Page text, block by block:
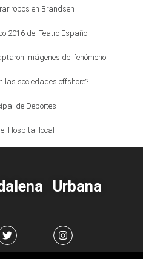
robos en Brandsen
2016 del Teatro Español
imágenes del fenómeno
las sociedades offshore?
de Deportes
Hospital local
Urbana